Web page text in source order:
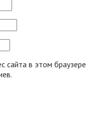
сайта в этом браузере